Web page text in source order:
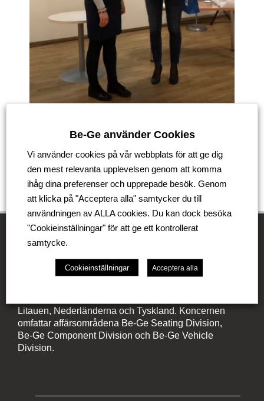
Be-Ge Koncernen
Litauen, Nederländerna och Tyskland. Koncernen
omfattar affärsområdena Be-Ge Seating Division,
Be-Ge Component Division och Be-Ge Vehicle
Division.
Be-Ge använder Cookies
Vi använder cookies på vår webbplats för att ge dig
den mest relevanta upplevelsen genom att komma
ihåg dina preferenser och upprepade besök. Genom
att klicka på "Acceptera alla" samtycker du till
användningen av ALLA cookies. Du kan dock besöka
"Cookieinställningar" för att ge ett kontrollerat
samtycke.
Cookieinställningar Acceptera alla